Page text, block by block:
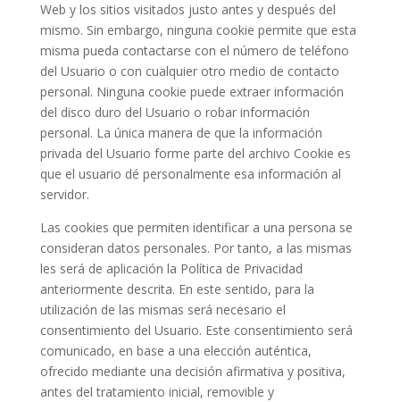
Web y los sitios visitados justo antes y después del
mismo. Sin embargo, ninguna cookie permite que esta
misma pueda contactarse con el número de teléfono
del Usuario o con cualquier otro medio de contacto
personal. Ninguna cookie puede extraer información
del disco duro del Usuario o robar información
personal. La única manera de que la información
privada del Usuario forme parte del archivo Cookie es
que el usuario dé personalmente esa información al
servidor.
Las cookies que permiten identificar a una persona se
consideran datos personales. Por tanto, a las mismas
les será de aplicación la Política de Privacidad
anteriormente descrita. En este sentido, para la
utilización de las mismas será necesario el
consentimiento del Usuario. Este consentimiento será
comunicado, en base a una elección auténtica,
ofrecido mediante una decisión afirmativa y positiva,
antes del tratamiento inicial, removible y